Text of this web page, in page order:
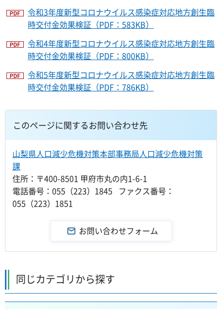
令和3年度新型コロナウイルス感染症対応地方創生臨
時交付金効果検証（PDF：583KB）
令和4年度新型コロナウイルス感染症対応地方創生臨
時交付金効果検証（PDF：800KB）
令和5年度新型コロナウイルス感染症対応地方創生臨
時交付金効果検証（PDF：786KB）
このページに関するお問い合わせ先
山梨県人口減少危機対策本部事務局人口減少危機対策
課
住所：〒400-8501 甲府市丸の内1-6-1
電話番号：055（223）1845 ファクス番号：
055（223）1851
同じカテゴリから探す